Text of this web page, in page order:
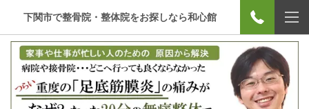
下関市で整骨院・整体院をお探しなら和心館